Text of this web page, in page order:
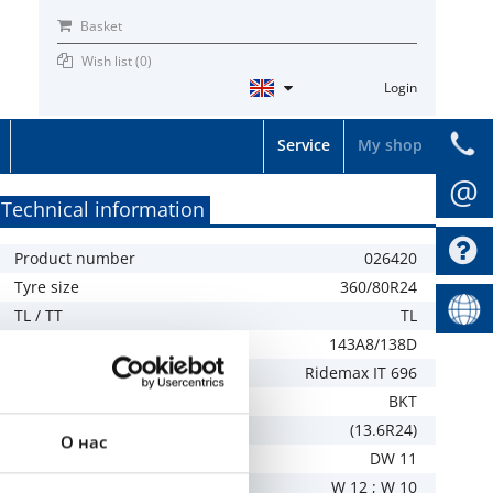
О нас
Basket
Wish list (0)
Login
My shop
Service
Technical information
Product number
026420
Tyre size
360/80R24
TL / TT
TL
143A8/138D
Ridemax IT 696
BKT
(13.6R24)
DW 11
W 12 ; W 10
@